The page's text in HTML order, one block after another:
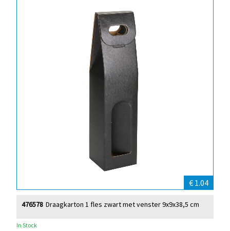
€ 1.04
Draagkarton 1 fles zwart met venster 9x9x38,5 cm
476578
In Stock